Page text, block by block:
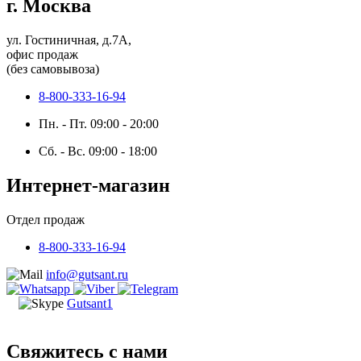
г. Москва
ул. Гостиничная, д.7А,
офис продаж
(без самовывоза)
8-800-333-16-94
Пн. - Пт. 09:00 - 20:00
Сб. - Вс. 09:00 - 18:00
Интернет-магазин
Отдел продаж
8-800-333-16-94
info@gutsant.ru
Gutsant1
Свяжитесь с нами